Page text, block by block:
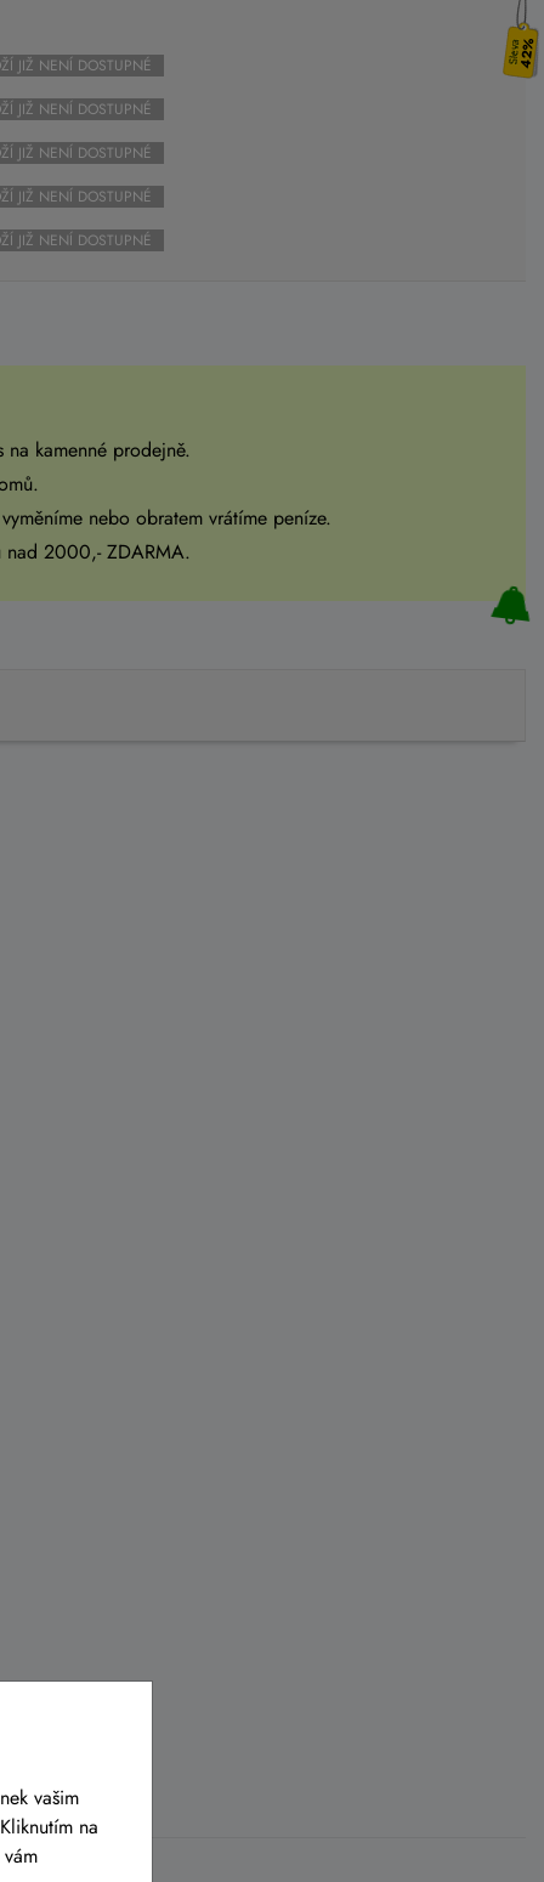
42%
JIŽ NENÍ DOSTUPNÉ
JIŽ NENÍ DOSTUPNÉ
JIŽ NENÍ DOSTUPNÉ
JIŽ NENÍ DOSTUPNÉ
JIŽ NENÍ DOSTUPNÉ
na kamenné prodejně.
nebo obratem vrátíme peníze.
nad 2000,- ZDARMA.
vašim
na